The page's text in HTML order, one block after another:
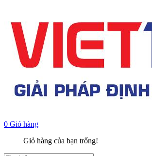
0 Giỏ hàng
Giỏ hàng của bạn trống!